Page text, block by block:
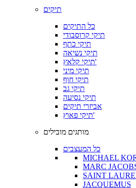
תיקים
כל התיקים
תיקי קרוסבודי
תיקי כתף
תיקי נשיאה
תיקי קלאץ'
תיקי מיני
תיקי חוף
תיקי גב
תיקי נסיעה
אביזרי תיקים
תיקי פאוץ'
מותגים מובילים
כל המעצבים
MICHAEL
MARC
SAINT
JACQUEMUS